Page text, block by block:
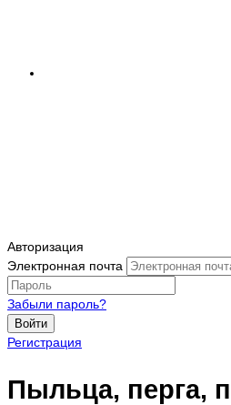
Авторизация
Электронная почта
Забыли пароль?
Войти
Регистрация
Пыльца, перга,